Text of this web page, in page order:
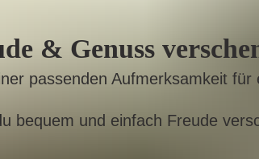
& Genuss
passenden Aufmerksamkeit
bequem und einfach Freude